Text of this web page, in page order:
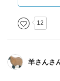
https://
12
羊さんさ